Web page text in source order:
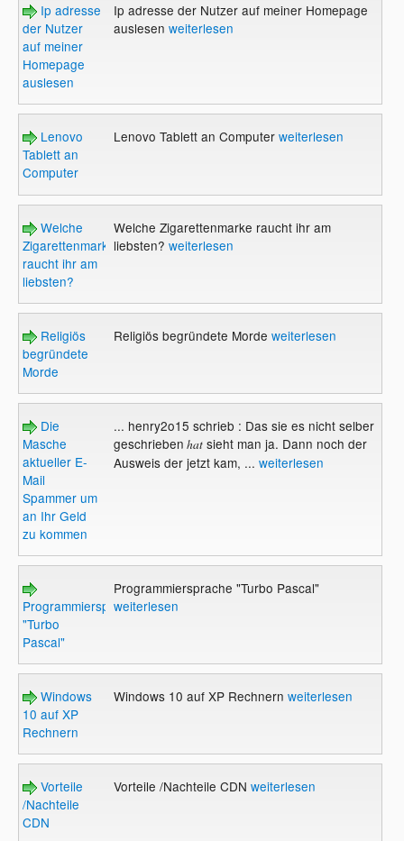
Ip adresse
der Nutzer
auf meiner
Homepage
auslesen
Ip adresse der Nutzer auf meiner Homepage
auslesen weiterlesen
Lenovo
Tablett an
Computer
Lenovo Tablett an Computer weiterlesen
Welche
Zigarettenmarke
raucht ihr am
liebsten?
Welche Zigarettenmarke raucht ihr am
liebsten? weiterlesen
Religiös
begründete
Morde
Religiös begründete Morde weiterlesen
Die
Masche
aktueller E-
Mail
Spammer um
an Ihr Geld
zu kommen
... henry2o15 schrieb : Das sie es nicht selber
geschrieben hatsieht man ja. Dann noch der
Ausweis der jetzt kam, ... weiterlesen
Programmiersprache
"Turbo
Pascal"
Programmiersprache "Turbo Pascal"
weiterlesen
Windows
10 auf XP
Rechnern
Windows 10 auf XP Rechnern weiterlesen
Vorteile
/Nachteile
CDN
Vorteile /Nachteile CDN weiterlesen